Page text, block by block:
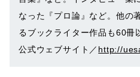
なった『プロ論』など。他の
るブックライター作品も60冊
公式ウェブサイト／ http://